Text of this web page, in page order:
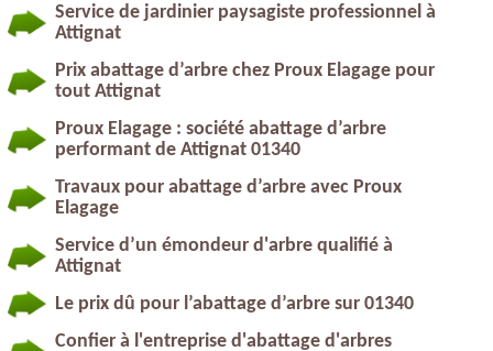
Service de jardinier paysagiste professionnel à
Attignat
Prix abattage d’arbre chez Proux Elagage pour
tout Attignat
Proux Elagage : société abattage d’arbre
performant de Attignat 01340
Travaux pour abattage d’arbre avec Proux
Elagage
Service d’un émondeur d'arbre qualifié à
Attignat
Le prix dû pour l’abattage d’arbre sur 01340
Confier à l'entreprise d'abattage d'arbres